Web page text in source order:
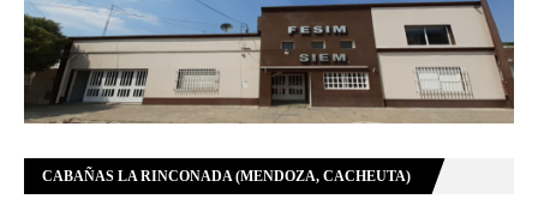
CABAÑAS LA RINCONADA (MENDOZA, CACHEUTA)